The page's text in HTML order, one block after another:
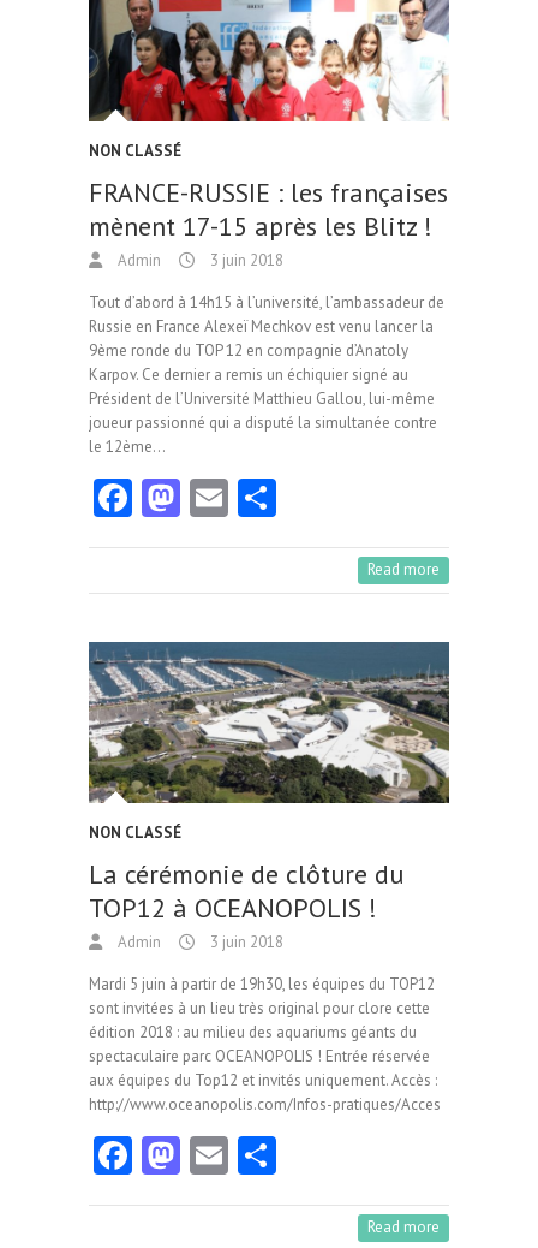
NON CLASSÉ
FRANCE-RUSSIE : les françaises
mènent 17-15 après les Blitz !
Admin 3 juin 2018
Tout d’abord à 14h15 à l’université, l’ambassadeur de
Russie en France Alexeï Mechkov est venu lancer la
9ème ronde du TOP 12 en compagnie d’Anatoly
Karpov. Ce dernier a remis un échiquier signé au
Président de l’Université Matthieu Gallou, lui-même
joueur passionné qui a disputé la simultanée contre
le 12ème…
Fa
ce
o
k
M
as
o
n
E
m rt
Read more
NON CLASSÉ
La cérémonie de clôture du
TOP12 à OCEANOPOLIS !
Admin 3 juin 2018
Mardi 5 juin à partir de 19h30, les équipes du TOP12
sont invitées à un lieu très original pour clore cette
édition 2018 : au milieu des aquariums géants du
spectaculaire parc OCEANOPOLIS ! Entrée réservée
aux équipes du Top12 et invités uniquement. Accès :
http://www.oceanopolis.com/Infos-pratiques/Acces
Fa
ce
M
as
E
m rt
Read more